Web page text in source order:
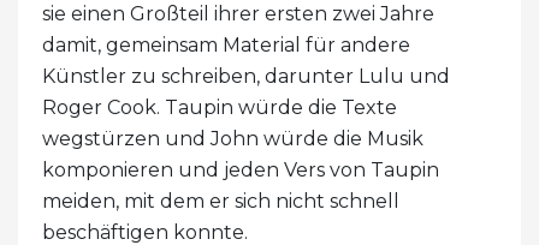
sie einen Großteil ihrer ersten zwei Jahre
damit, gemeinsam Material für andere
Künstler zu schreiben, darunter Lulu und
Roger Cook. Taupin würde die Texte
wegstürzen und John würde die Musik
komponieren und jeden Vers von Taupin
meiden, mit dem er sich nicht schnell
beschäftigen konnte.